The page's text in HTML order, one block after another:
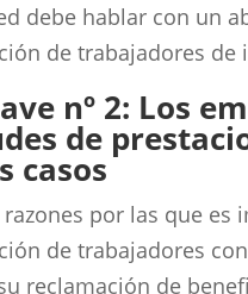
debe hablar con un
de trabajadores de
nº 2: Los
de
casos
razones por las que
de trabajadores
reclamación de